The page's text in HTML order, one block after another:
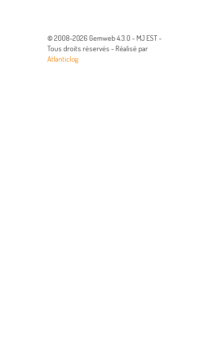
© 2008-2026 Gemweb 4.3.0 - MJ EST -
Tous droits réservés - Réalisé par
Atlanticlog